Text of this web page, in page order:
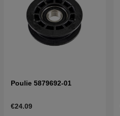
Poulie 5879692-01
€24.09